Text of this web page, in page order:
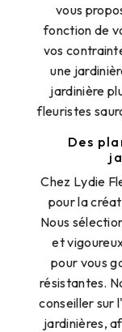
vous
fonction de
vos
une
jardinière
fleuristes
Des
Chez Lydie
pour la
Nous
et
pour vous
résistantes.
conseiller sur
jardinières,